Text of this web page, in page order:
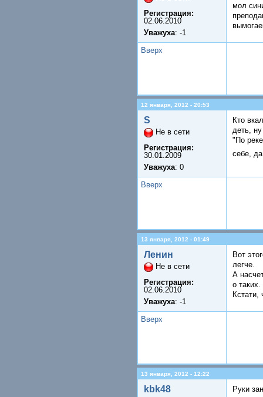
Регистрация:
02.06.2010
Уважуха: -1
мол
Вверх
12 января, 2012 - 20:53
S
Не в сети
Регистрация:
30.01.2009
Уважуха: 0
Кто
деть,
"По
себе,
Вверх
13 января, 2012 - 01:49
Ленин
Не в сети
Регистрация:
02.06.2010
Уважуха: -1
Вот
легче.
А
о
Кстати,
Вверх
13 января, 2012 - 12:22
kbk48 Руки